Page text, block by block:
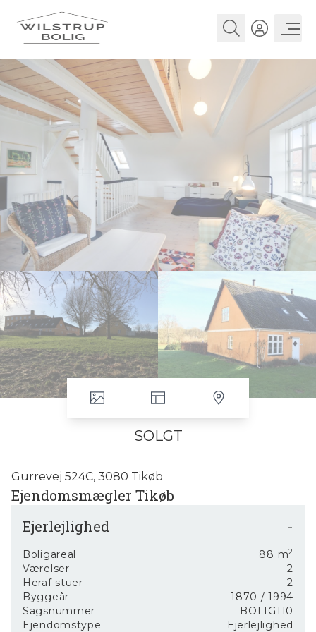
SOLGT
Gurrevej 524C, 3080 Tikøb
Ejendomsmægler Tikøb
Nordsjælland så kontakt ejendomsmægler Wilstrup Bolig på
Ejendomsmægler med høj kundetilfredshed
Ejendomsmægler som er fri og uafhængig
Ejendomsmægler med stor erfaring
Ejendomsmægler med base i Helsingør men dækker hele
Ejerlejlighed -
Boligareal 88 m2
Værelser
2
Heraf stuer
2
Byggeår
1870 / 1994
Sagsnummer
BOLIG110
Ejendomstype
Ejerlejlighed